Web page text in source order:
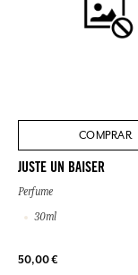
COMPRAR
JUSTE UN BAISER
Perfume
30ml
50,00 €